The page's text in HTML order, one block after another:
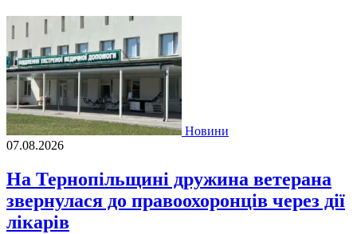
Новини
07.08.2026
На Тернопільщині дружина ветерана
звернулася до правоохоронців через дії
лікарів